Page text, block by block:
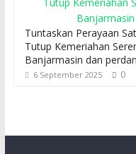
Tuntaskan Perayaan
Tutup Kemeriahan
Banjarmasin dan
6 September 2025 0